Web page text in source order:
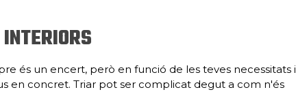
és un encert, però en funció de les teves necessitats i
en concret. Triar pot ser complicat degut a com n'és